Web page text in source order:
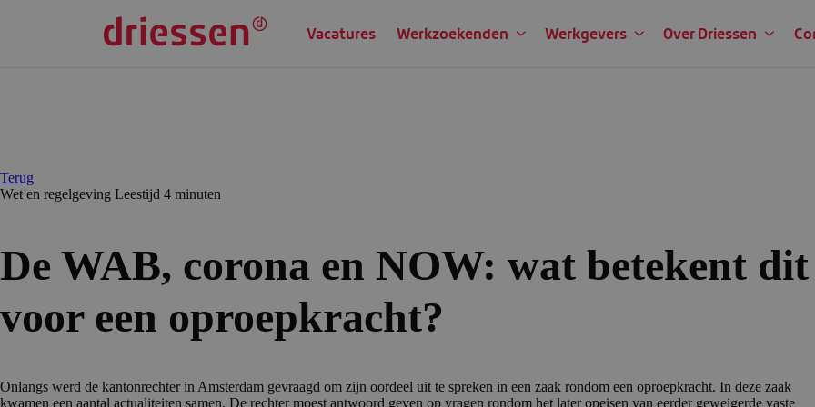
Vacatures Werkzoekenden Werkgevers Over Driessen
Terug
Wet en regelgeving Leestijd 4 minuten
De WAB, corona en NOW: wat betekent dit
voor een oproepkracht?
Onlangs werd de kantonrechter in Amsterdam gevraagd om zijn oordeel uit te spreken in een zaak rondom een oproepkracht. In deze zaak
kwamen een aantal actualiteiten samen. De rechter moest antwoord geven op vragen rondom het later opeisen van eerder geweigerde vaste